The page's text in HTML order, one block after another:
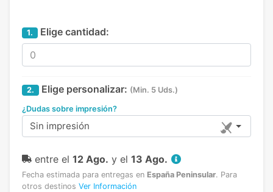
1. Elige cantidad:
2. Elige personalizar: (Min. 5 Uds.)
¿Dudas sobre impresión?
Sin impresión
entre el 12 Ago. y el 13 Ago.
Fecha estimada para entregas en España Peninsular. Para
otros destinos Ver Información